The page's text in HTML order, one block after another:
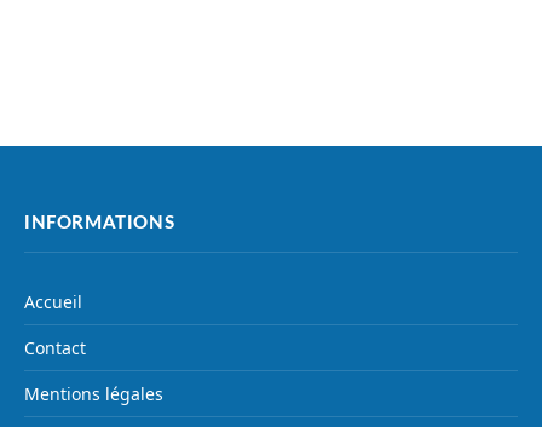
INFORMATIONS
Accueil
Contact
Mentions légales